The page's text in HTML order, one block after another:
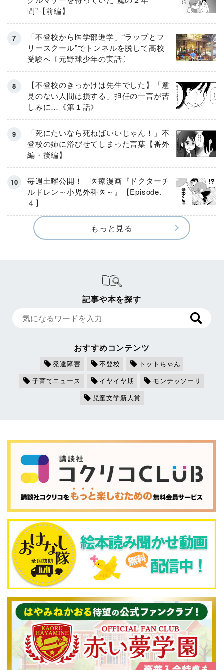
間”【前編】
「不登校から医学部進学」“ラップとフ
リースクール”でトンネルを脱して高校
受験へ〔元野球少年の実話〕
【不登校のきっかけは先生でした】「意
見のない人間は損する」担任の一言が苦
しみに…《第１話》
「死にたいなら死ねばいいじゃん！」不
登校の姉に浴びせてしまった言葉【番外
編・後編】
毎週土曜公開！ 医療漫画『ドクターチ
ルドレン～小児外科医～』【Episode.
４】
もっと見る
記事や本を探す
おすすめコンテンツ
発達障害 不登校
トットちゃん
子育てニュース
イヤイヤ期
モンテッソーリ
児童文学新人賞